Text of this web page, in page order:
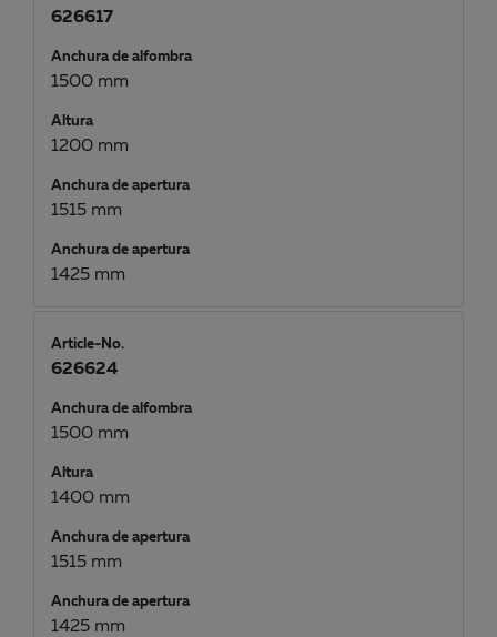
626617
Anchura de alfombra
1500 mm
Altura
1200 mm
Anchura de apertura
1515 mm
Anchura de apertura
1425 mm
Article-No.
626624
Anchura de alfombra
1500 mm
Altura
1400 mm
Anchura de apertura
1515 mm
Anchura de apertura
1425 mm